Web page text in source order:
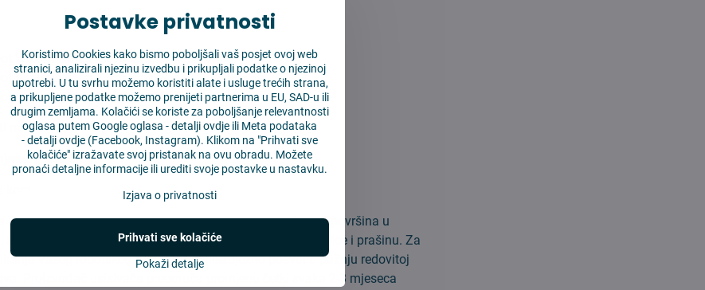
Vacuum-Mop 2 Pro White (MJST1SHW)
Vacuum-Mop 2 Pro Black (MJST1SHW)
Vacuum-Mop 2 Lite/MJSTL
mm
3 mesiace
četke u robotskim usisivačima Xiaomi čiste preljavštine s površina u
s tepiha i svih vrsta podova. Također zahvačaju kosu, mrvice i prašinu. Za
Vašeg robotskog usisivača je neizbježno posvetiti pažnju redovitoj
Proizvođač usisivača preporuča promjenu četki svaka 2-3 mjeseca
Postavke privatnosti
Koristimo Cookies kako bismo poboljšali vaš posjet ovoj web
stranici, analizirali njezinu izvedbu i prikupljali podatke o njezinoj
upotrebi. U tu svrhu možemo koristiti alate i usluge trećih strana,
a prikupljene podatke možemo prenijeti partnerima u EU, SAD-u ili
drugim zemljama. Kolačići se koriste za poboljšanje relevantnosti
oglasa putem Google oglasa -detalji ovdje ili Meta podataka
-detalji ovdje (Facebook, Instagram). Klikom na "Prihvati sve
kolačiće" izražavate svoj pristanak na ovu obradu. Možete
pronaći detaljne informacije ili urediti svoje postavke u nastavku.
Izjava o privatnosti
Pokaži detalje
Prihvati sve kolačiće